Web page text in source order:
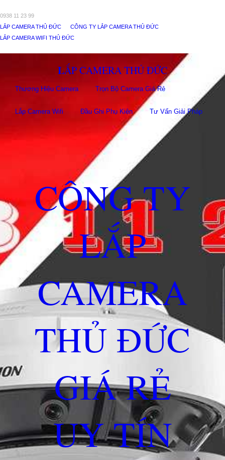
0938 11 23 99
LẮP CAMERA THỦ ĐỨC
CÔNG TY LẮP CAMERA THỦ ĐỨC
LẮP CAMERA WIFI THỦ ĐỨC
LẮP CAMERA THỦ ĐỨC
Thương Hiệu Camera Trọn Bộ Camera Giá Rẻ
Lắp Camera Wifi Đầu Ghi Phụ Kiên Tư Vấn Giải Pháp
CÔNG TY
LẮP
CAMERA
THỦ ĐỨC
GIÁ RẺ
UY TÍN